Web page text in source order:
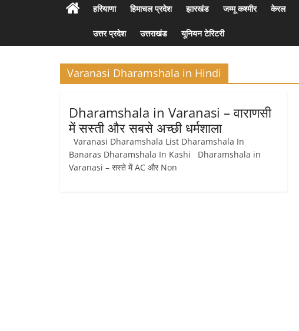
हरियाणा हिमाचल प्रदेश झारखंड जम्मू कश्मीर केरल
उत्तर प्रदेश उत्तराखंड यूनियन टेरिटरी
Varanasi Dharamshala in Hindi
Dharamshala in Varanasi – वाराणसी
में सस्ती और सबसे अच्छी धर्मशाला
Varanasi Dharamshala List Dharamshala In
Banaras Dharamshala In Kashi Dharamshala in
Varanasi – सस्ते में AC और Non